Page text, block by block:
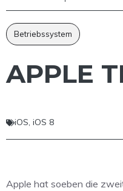
Betriebssystem
APPLE
iOS, iOS 8
Apple hat soeben die